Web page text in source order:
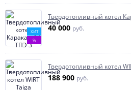
ХИТ
%
Твердотопливный котел
40 000 руб.
Твердотопливный котел
188 900 руб.